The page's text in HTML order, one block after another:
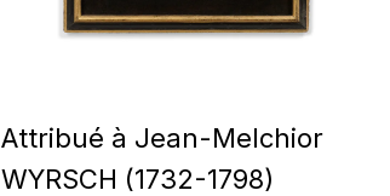
Attribué à Jean-Melchior
WYRSCH (1732-1798)